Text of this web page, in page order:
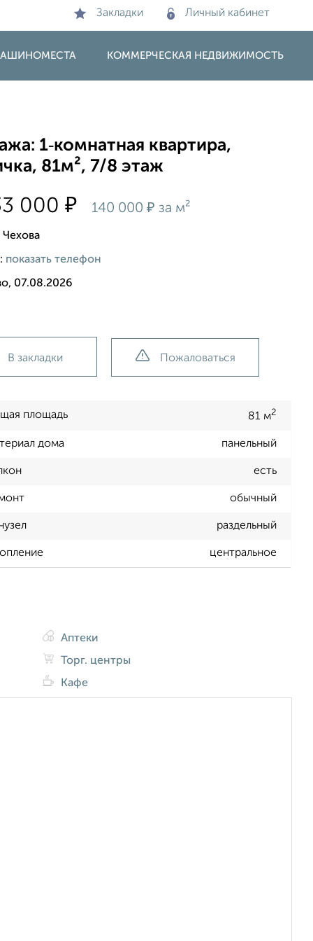
Закладки Личный кабинет
КОММЕРЧЕСКАЯ НЕДВИЖИМОСТЬ
1‑комнатная квартира,
81м², 7/8 этаж
000₽ 140 000₽ за м²
показать телефон
07.08.2026
В закладки Пожаловаться
площадь 81 м2
дома панельный
есть
обычный
раздельный
центральное
Аптеки
Торг. центры
Кафе